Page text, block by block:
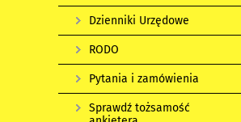
Dzienniki Urzędowe
RODO
Pytania i zamówienia
Sprawdź tożsamość